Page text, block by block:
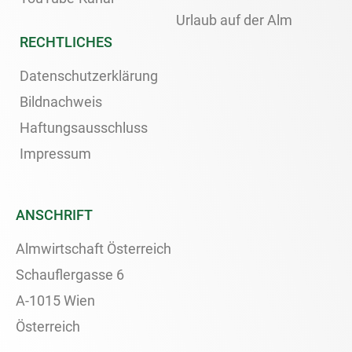
Urlaub auf der Alm
RECHTLICHES
Datenschutzerklärung
Bildnachweis
Haftungsausschluss
Impressum
ANSCHRIFT
Almwirtschaft Österreich
Schauflergasse 6
A-1015 Wien
Österreich